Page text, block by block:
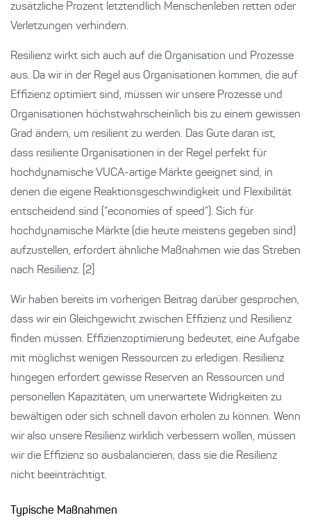
zusätzliche Prozent letztendlich Menschenleben retten oder
Verletzungen verhindern.
Resilienz wirkt sich auch auf die Organisation und Prozesse
aus. Da wir in der Regel aus Organisationen kommen, die auf
Effizienz optimiert sind, müssen wir unsere Prozesse und
Organisationen höchstwahrscheinlich bis zu einem gewissen
Grad ändern, um resilient zu werden. Das Gute daran ist,
dass resiliente Organisationen in der Regel perfekt für
hochdynamische VUCA-artige Märkte geeignet sind, in
denen die eigene Reaktionsgeschwindigkeit und Flexibilität
entscheidend sind (“economies of speed”). Sich für
hochdynamische Märkte (die heute meistens gegeben sind)
aufzustellen, erfordert ähnliche Maßnahmen wie das Streben
nach Resilienz. [2]
Wir haben bereits im vorherigen Beitrag darüber gesprochen,
dass wir ein Gleichgewicht zwischen Effizienz und Resilienz
finden müssen. Effizienzoptimierung bedeutet, eine Aufgabe
mit möglichst wenigen Ressourcen zu erledigen. Resilienz
hingegen erfordert gewisse Reserven an Ressourcen und
personellen Kapazitäten, um unerwartete Widrigkeiten zu
bewältigen oder sich schnell davon erholen zu können. Wenn
wir also unsere Resilienz wirklich verbessern wollen, müssen
wir die Effizienz so ausbalancieren, dass sie die Resilienz
nicht beeinträchtigt.
Typische Maßnahmen